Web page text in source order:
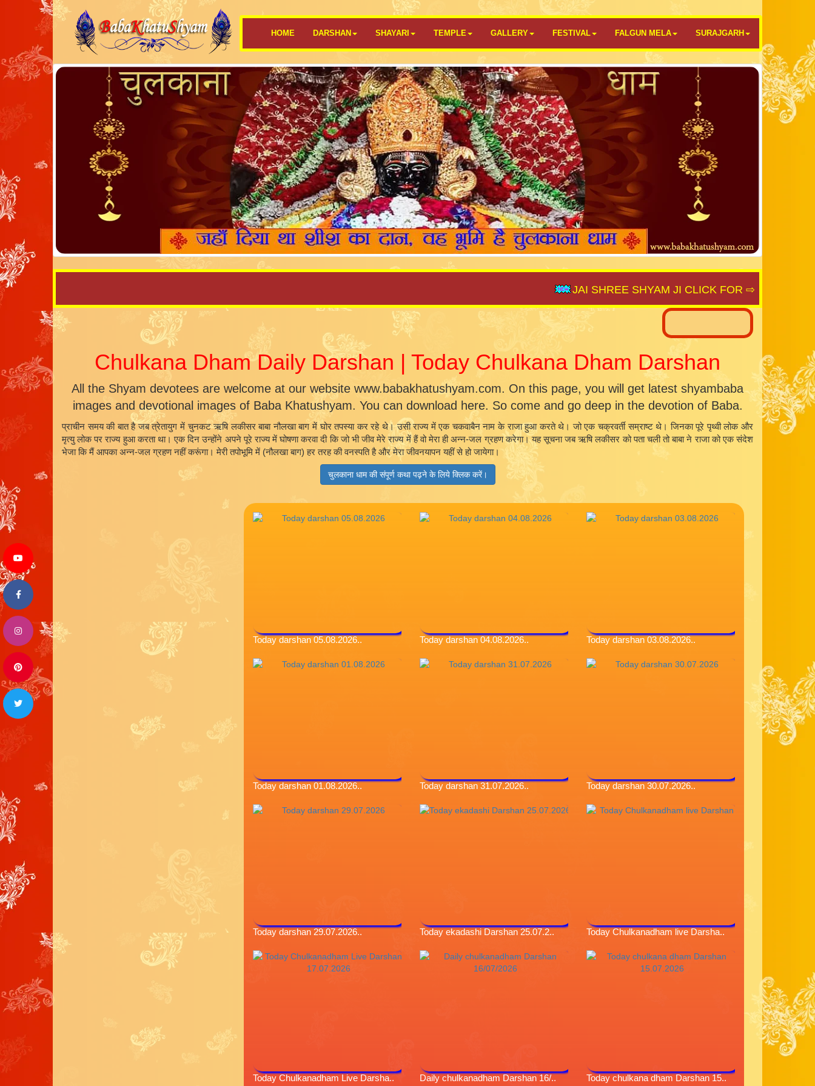
HOME DARSHAN SHAYARI TEMPLE GALLERY FESTIVAL FALGUN MELA SURAJGARH
JAI SHREE SHYAM JI CLICK FOR ⇨
Chulkana Dham Daily Darshan | Today Chulkana Dham Darshan
All the Shyam devotees are welcome at our website www.babakhatushyam.com. On this page, you will get latest shyambaba
images and devotional images of Baba Khatushyam. You can download here. So come and go deep in the devotion of Baba.
प्राचीन समय की बात है जब त्रेतायुग में चुनकट ऋषि लकीसर बाबा नौलखा बाग में घोर तपस्या कर रहे थे। उसी राज्य में एक चकवाबैन नाम के राजा हुआ करते थे। जो एक चक्रवर्ती सम्राष्ट थे। जिनका पूरे पृथ्वी लोक और
मृत्यु लोक पर राज्य हुआ करता था। एक दिन उन्होंने अपने पूरे राज्य में घोषणा करवा दी कि जो भी जीव मेरे राज्य में हैं वो मेरा ही अन्न-जल ग्रहण करेगा। यह सूचना जब ऋषि लकीसर को पता चली तो बाबा ने राजा को एक संदेश
भेजा कि मैं आपका अन्न-जल ग्रहण नहीं करूंगा। मेरी तपोभूमि में (नौलखा बाग) हर तरह की वनस्पति है और मेरा जीवनयापन यहीं से हो जायेगा।
चुलकाना धाम की संपूर्ण कथा पढ़ने के लिये क्लिक करें।
Today darshan 05.08.2026.. Today darshan 04.08.2026.. Today darshan 03.08.2026..
Today darshan 01.08.2026.. Today darshan 31.07.2026.. Today darshan 30.07.2026..
Today darshan 29.07.2026.. Today ekadashi Darshan 25.07.2.. Today Chulkanadham live Darsha..
Today Chulkanadham Live Darsha.. Daily chulkanadham Darshan 16/.. Today chulkana dham Darshan 15..